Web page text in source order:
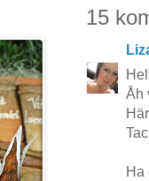
15
Åh
Ha